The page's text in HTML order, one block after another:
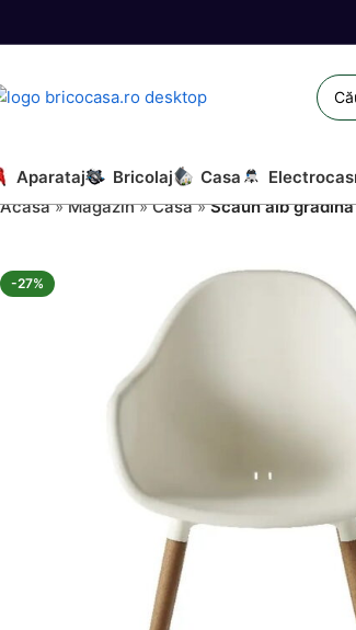
Aparataj Bricolaj Casa
Acasă»Magazin»Casa»Scaun alb
-27%